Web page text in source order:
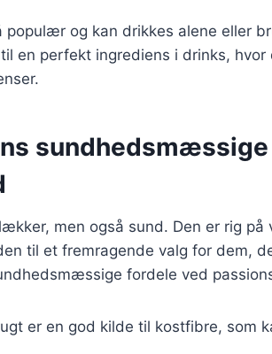
populær og kan drikkes alene eller
en perfekt ingrediens i drinks, hvor
men også sund. Den er rig på
til et fremragende valg for dem,
fordele ved
er en god kilde til kostfibre, som